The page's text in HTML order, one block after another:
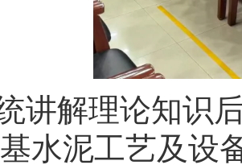
讲解理论知识
水泥工艺及设